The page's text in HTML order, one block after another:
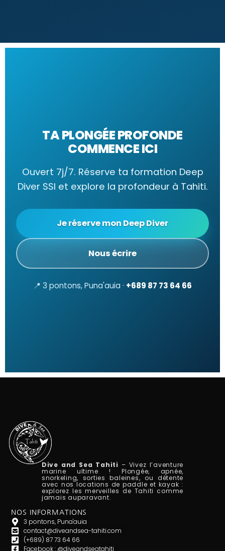
TA PLONGÉE PROFONDE
COMMENCE ICI
Ouvert 7j/7. Réserve ta formation Deep
Diver SSI et explore la profondeur à Tahiti.
Je réserve mon Deep Diver
Nous écrire
📍 3 pontons, Puna'auia · +689 87 73 64 66
Dive and Sea Tahiti – Vivez l’aventure
marine ultime ! Plongée, apnée,
snorkeling, sorties baleines, ou détente
avec nos locations de paddle et kayak :
explorez les merveilles de Tahiti comme
jamais auparavant.
NOS INFORMATIONS
3 pontons, Puna'auia
contact@diveandsea-tahiti.com
(+689) 87 73 64 66
Facebook : @diveandseatahiti